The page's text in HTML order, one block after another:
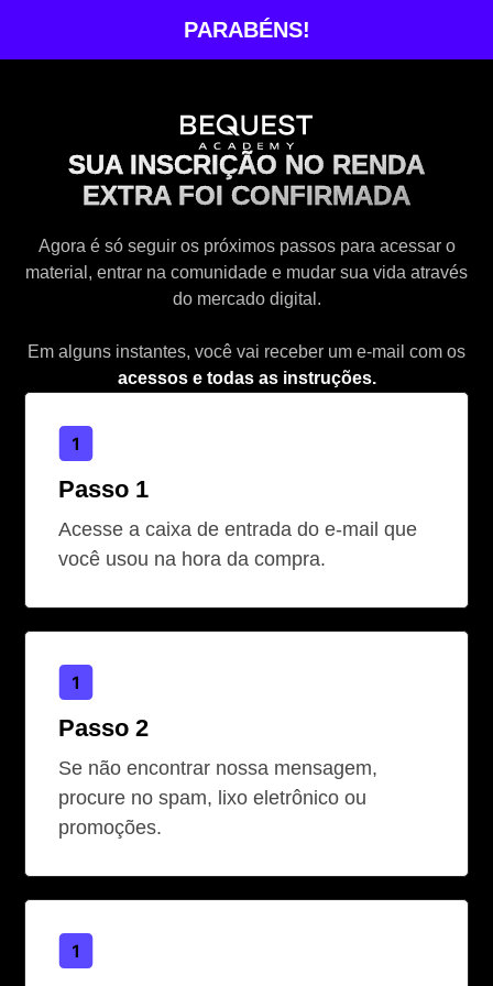
PARABÉNS!
SUA INSCRIÇÃO NO RENDA
EXTRA FOI CONFIRMADA
Agora é só seguir os próximos passos para acessar o
material, entrar na comunidade e mudar sua vida através
do mercado digital.
Em alguns instantes, você vai receber um e-mail com os
acessos e todas as instruções.
Passo 1
Acesse a caixa de entrada do e-mail que
você usou na hora da compra.
Passo 2
Se não encontrar nossa mensagem,
procure no spam, lixo eletrônico ou
promoções.